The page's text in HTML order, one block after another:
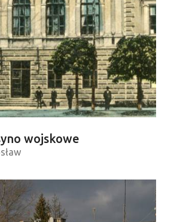
wojskowe